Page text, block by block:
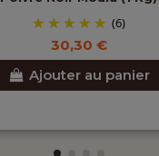
(6)
30,30 €
Ajouter au panier